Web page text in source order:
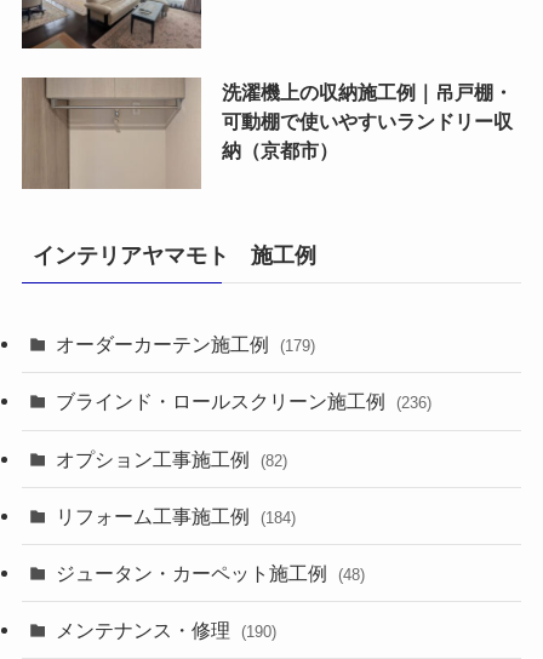
洗濯機上の収納施工例｜吊戸棚・
可動棚で使いやすいランドリー収
納（京都市）
インテリアヤマモト 施工例
オーダーカーテン施工例 (179)
ブラインド・ロールスクリーン施工例 (236)
オプション工事施工例 (82)
リフォーム工事施工例 (184)
ジュータン・カーペット施工例 (48)
メンテナンス・修理 (190)